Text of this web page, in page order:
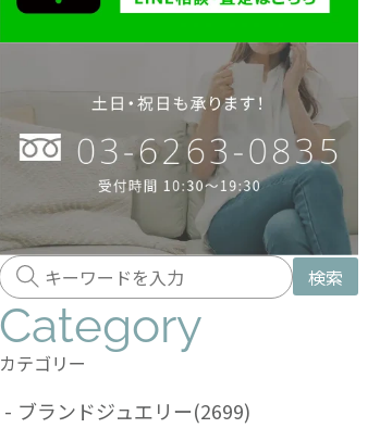
検索
Category
カテゴリー
- ブランドジュエリー(2699)